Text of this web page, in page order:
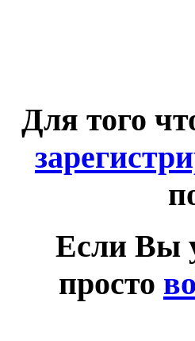
Для того
Если Вы
просто